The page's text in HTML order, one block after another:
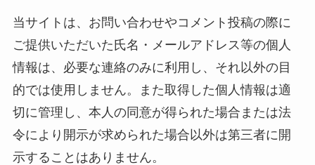
当サイトは、お問い合わせやコメント投稿の際に
ご提供いただいた氏名・メールアドレス等の個人
情報は、必要な連絡のみに利用し、それ以外の目
的では使用しません。また取得した個人情報は適
切に管理し、本人の同意が得られた場合または法
令により開示が求められた場合以外は第三者に開
示することはありません。